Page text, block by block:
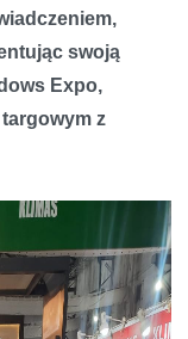
Expo w
swoją
Expo,
z